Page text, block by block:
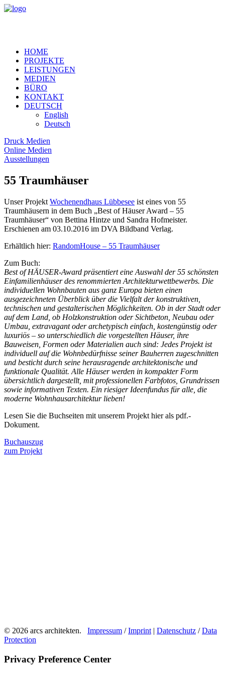
HOME
PROJEKTE
LEISTUNGEN
MEDIEN
BÜRO
KONTAKT
DEUTSCH
English
Deutsch
Druck Medien
Online Medien
Ausstellungen
55 Traumhäuser
Unser Projekt Wochenendhaus Lübbesee ist eines von 55
Traumhäusern in dem Buch „Best of Häuser Award – 55
Traumhäuser“ von Bettina Hintze und Sandra Hofmeister.
Erschienen am 03.10.2016 im DVA Bildband Verlag.
Erhältlich hier: RandomHouse – 55 Traumhäuser
Zum Buch:
Best of HÄUSER-Award präsentiert eine Auswahl der 55 schönsten
Einfamilienhäuser des renommierten Architekturwettbewerbs. Die
individuellen Wohnbauten aus ganz Europa bieten einen
ausgezeichneten Überblick über die Vielfalt der konstruktiven,
technischen und gestalterischen Möglichkeiten. Ob in der Stadt oder
auf dem Land, ob Holzkonstruktion oder Sichtbeton, Neubau oder
Umbau, extravagant oder archetypisch einfach, kostengünstig oder
luxuriös – so unterschiedlich die vorgestellten Häuser, ihre
Bauweisen, Formen oder Materialien auch sind: Jedes Projekt ist
individuell auf die Wohnbedürfnisse seiner Bauherren zugeschnitten
und besticht durch seine herausragende architektonische und
funktionale Qualität. Alle Häuser werden in kompakter Form
übersichtlich dargestellt, mit professionellen Farbfotos, Grundrissen
sowie informativen Texten. Ein riesiger Ideenfundus für alle, die
moderne Wohnhausarchitektur lieben!
Lesen Sie die Buchseiten mit unserem Projekt hier als pdf.-
Dokument.
Buchauszug
zum Projekt
© 2026 arcs architekten. Impressum /Imprint | Datenschutz /Data
Protection
Privacy Preference Center